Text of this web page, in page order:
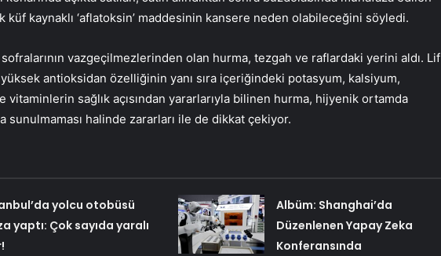
küf kaynaklı ‘aflatoksin’ maddesinin kansere neden olabileceğini söyledi.
sofralarının vazgeçilmezlerinden olan hurma, tezgah ve raflardaki yerini aldı. Lif
antioksidan özelliğinin yanı sıra içeriğindeki potasyum, kalsiyum,
vitaminlerin sağlık açısından yararlarıyla bilinen hurma, hijyenik ortamda
sunulmaması halinde zararları ile de dikkat çekiyor.
yolcu otobüsü
yaptı: Çok sayıda yaralı
Albüm: Shanghai’da
Düzenlenen Yapay Zeka
Konferansında